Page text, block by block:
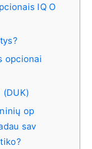
IQ O
opcionai
op
sav